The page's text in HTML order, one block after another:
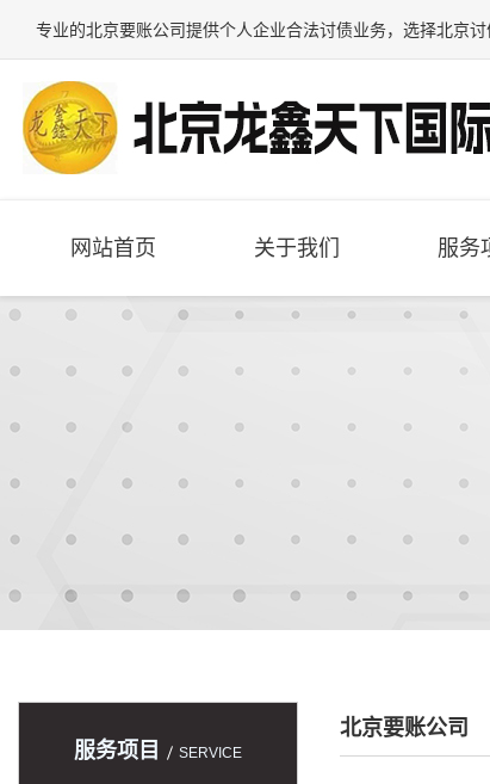
专业的北京要账公司提供个人企业合法讨债业务，选择北京讨
网站首页 关于我们 服务
服务项目 SERVICE
北京要账公司